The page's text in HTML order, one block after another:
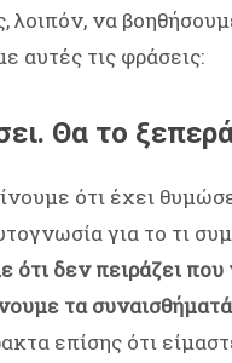
λοιπόν, να
αυτές τις φράσεις:
Θα το
ότι έχει
για το τι
δεν πειράζει που
τα
επίσης ότι